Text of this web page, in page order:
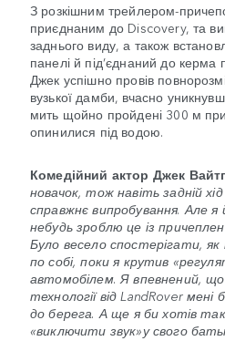
З розкішним трейлером-
приєднаним до Discovery, та
заднього виду, а також
панелі й під’єднаний до керма
Джек успішно провів
вузької дамби, вчасно
мить щойно пройдені 300 м
опинилися під водою.
Комедійний актор Джек
новачок, тож навіть задній
справжнє випробування. Але
небудь зроблю це із
Було весело спостерігати,
по собі, поки я крутив
автомобілем. Я впевнений, що
технології від LandRover
до берега. А ще я би хотів
«виключити звук»у свого